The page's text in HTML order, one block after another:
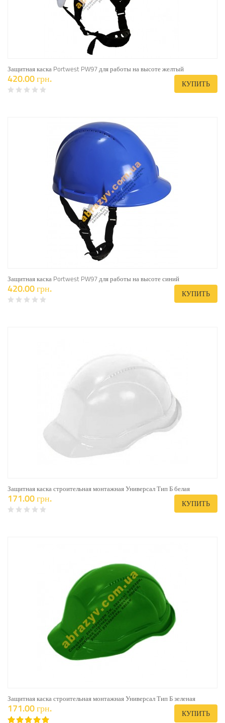
Защитная каска Portwest PW97 для работы на высоте желтый
420.00 грн. КУПИТЬ
Защитная каска Portwest PW97 для работы на высоте синий
420.00 грн. КУПИТЬ
Защитная каска строительная монтажная Универсал Тип Б белая
171.00 грн. КУПИТЬ
Защитная каска строительная монтажная Универсал Тип Б зеленая
171.00 грн. КУПИТЬ